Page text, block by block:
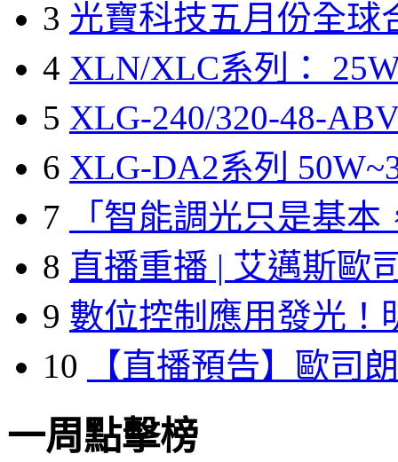
3 光寶科技五月份全球
4 XLN/XLC系列：
5 XLG-240/320-48-
6 XLG-DA2系列
7
「智能調光只是基本
8 直播重播 | 艾邁斯歐
9 數位控制應用發光！
10
【直播預告】歐司
一周點擊榜